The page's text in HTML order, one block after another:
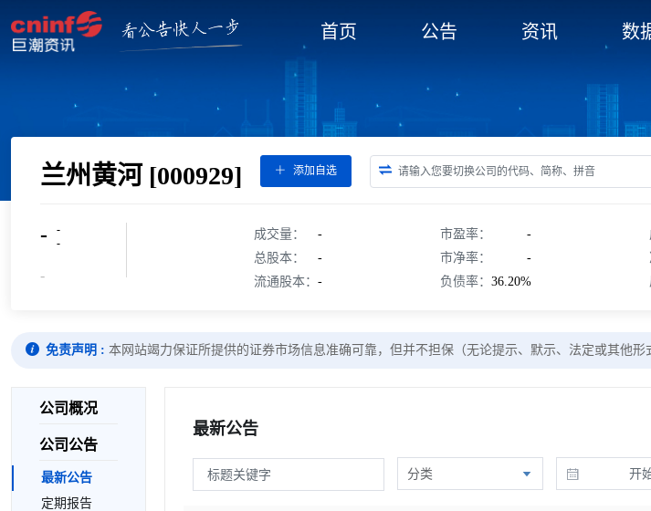
首页 公告 资讯 数
兰州黄河 [000929] 添加自选
-
-
-
-
成交量：
-
总股本：
-
流通股本： -
市盈率：
-
市净率：
-
负债率： 36.20%
免责声明 : 本网站竭力保证所提供的证券市场信息准确可靠，但并不担保（无论提示、默示、法定或其他
公司概况
公司公告
最新公告
定期报告
最新公告
分类